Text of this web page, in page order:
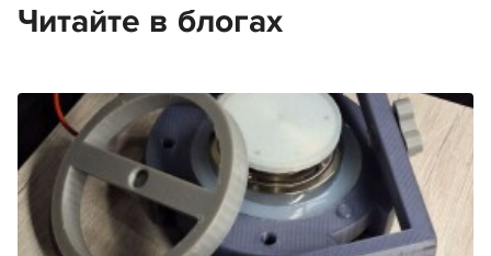
Читайте в блогах